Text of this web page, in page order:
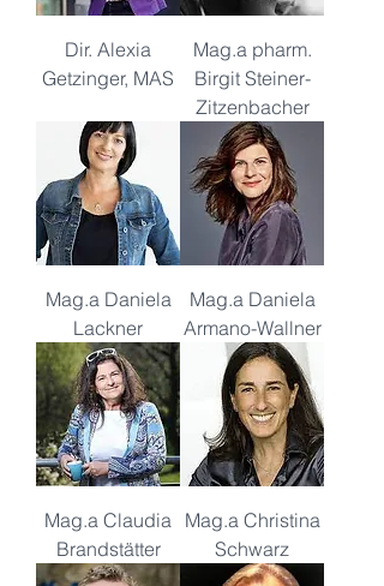
Dir. Alexia
Getzinger, MAS
Mag.a pharm.
Birgit Steiner-
Zitzenbacher
Mag.a Daniela
Lackner
Mag.a Daniela
Armano-Wallner
Mag.a Claudia
Brandstätter
Mag.a Christina
Schwarz